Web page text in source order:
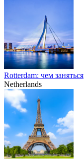
Rotterdam: чем заняться
Netherlands